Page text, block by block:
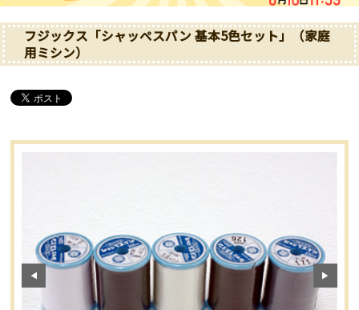
フジックス「シャッペスパン 基本5色セット」（家庭
用ミシン）